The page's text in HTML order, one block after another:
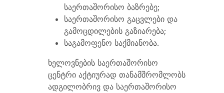
საერთაშორისო ბაზრებე;
საერთაშორისო გაცვლები და
გამოცდილების გაზიარება;
საგამოფენო საქმიანობა.
ხელოვნების საერთაშორისო
ცენტრი აქტიურად თანამშრომლობს
ადგილობრივ და საერთაშორისო